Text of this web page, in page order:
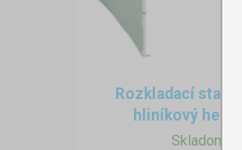
Rozkladací stan
hliníkový
Skladom